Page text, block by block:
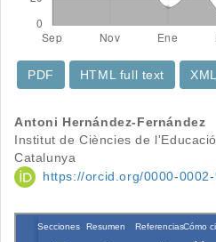
PDF
HTML full text
XML
Contenido
principal
del
artículo
Antoni Hernández-Fernández
Institut de Ciències de
Catalunya
https://orcid.org/0000-